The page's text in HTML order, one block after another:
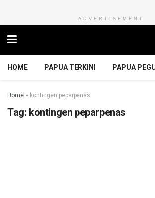
ADVERTISEMENT
HOME PAPUA TERKINI PAPUA
Home » kontingen peparpenas
Tag: kontingen peparpenas